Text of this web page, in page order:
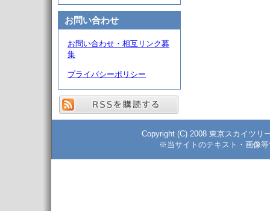
お問い合わせ
お問い合わせ・相互リンク募
集
プライバシーポリシー
Copyright (C) 2008 東京スカイツリ
※当サイトのテキスト・画像